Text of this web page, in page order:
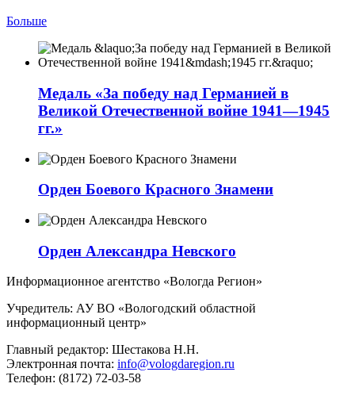
Больше
Медаль «За победу над Германией в
Великой Отечественной войне 1941—1945
гг.»
Орден Боевого Красного Знамени
Орден Александра Невского
Информационное агентство «Вологда Регион»
Учредитель: АУ ВО «Вологодский областной
информационный центр»
Главный редактор: Шестакова Н.Н.
Электронная почта: info@vologdaregion.ru
Телефон: (8172) 72-03-58